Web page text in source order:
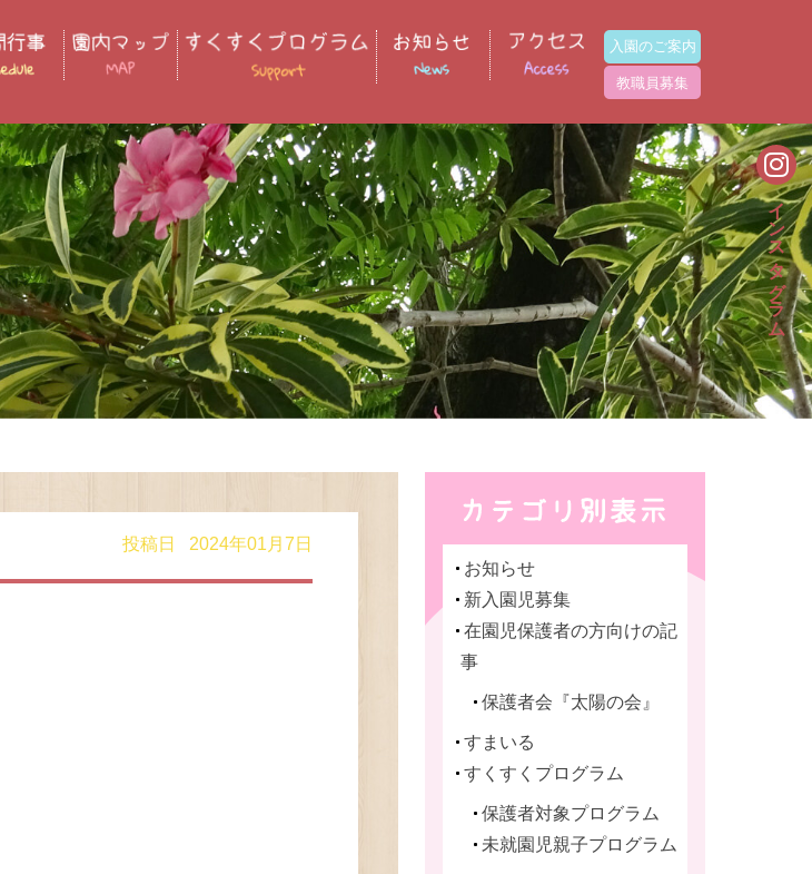
入園のご案内
教職員募集
投稿日 2024年01月7日
お知らせ
新入園児募集
在園児保護者の方向けの記
事
保護者会『太陽の会』
すまいる
すくすくプログラム
保護者対象プログラム
未就園児親子プログラム
インスタグラム